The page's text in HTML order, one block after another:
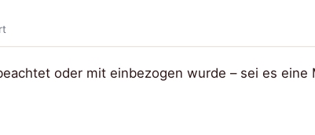
oder mit einbezogen wurde – sei es eine